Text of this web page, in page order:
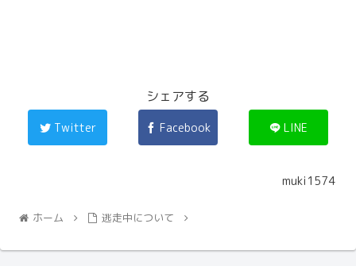
シェアする
Twitter Facebook LINE
muki1574
ホーム 逃走中について